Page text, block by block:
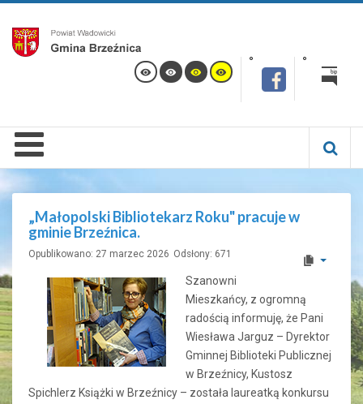
„Małopolski Bibliotekarz Roku" pracuje w
gminie Brzeźnica.
Opublikowano: 27 marzec 2026 Odsłony: 671
Szanowni
Mieszkańcy, z ogromną
radością informuję, że Pani
Wiesława Jarguz – Dyrektor
Gminnej Biblioteki Publicznej
w Brzeźnicy, Kustosz
Spichlerz Książki w Brzeźnicy – została laureatką konkursu